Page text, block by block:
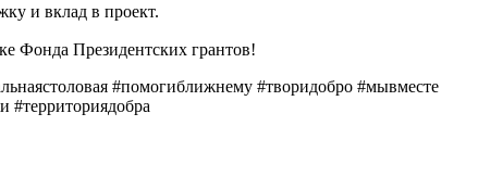
и вклад в проект.
Фонда Президентских грантов!
#помогиближнему #творидобро #мывместе
#территориядобра